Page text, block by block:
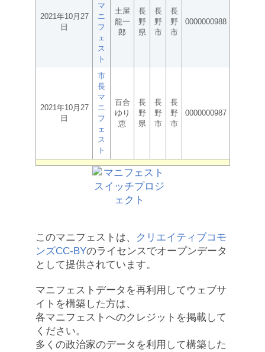
2021年10月27
日
マ
ニ
フ
ェ
ス
ト
土屋
龍一
郎
長
野
県
長
野
市
長
野
市
0000000988
2021年10月27
日
市
長
マ
ニ
フ
ェ
ス
ト
百合
ゆり
恵
長
野
県
長
野
市
長
野
市
0000000987
このマニフェストは、
クリエイティブコモ
ンズCC-BYのライセンスでオープンデータ
として提供されています。
マニフェストデータを再利用してウェブサ
イトを構築した方は、
各マニフェストへのクレジットを掲載して
ください。
多くの政治家のデータを利用して構築した